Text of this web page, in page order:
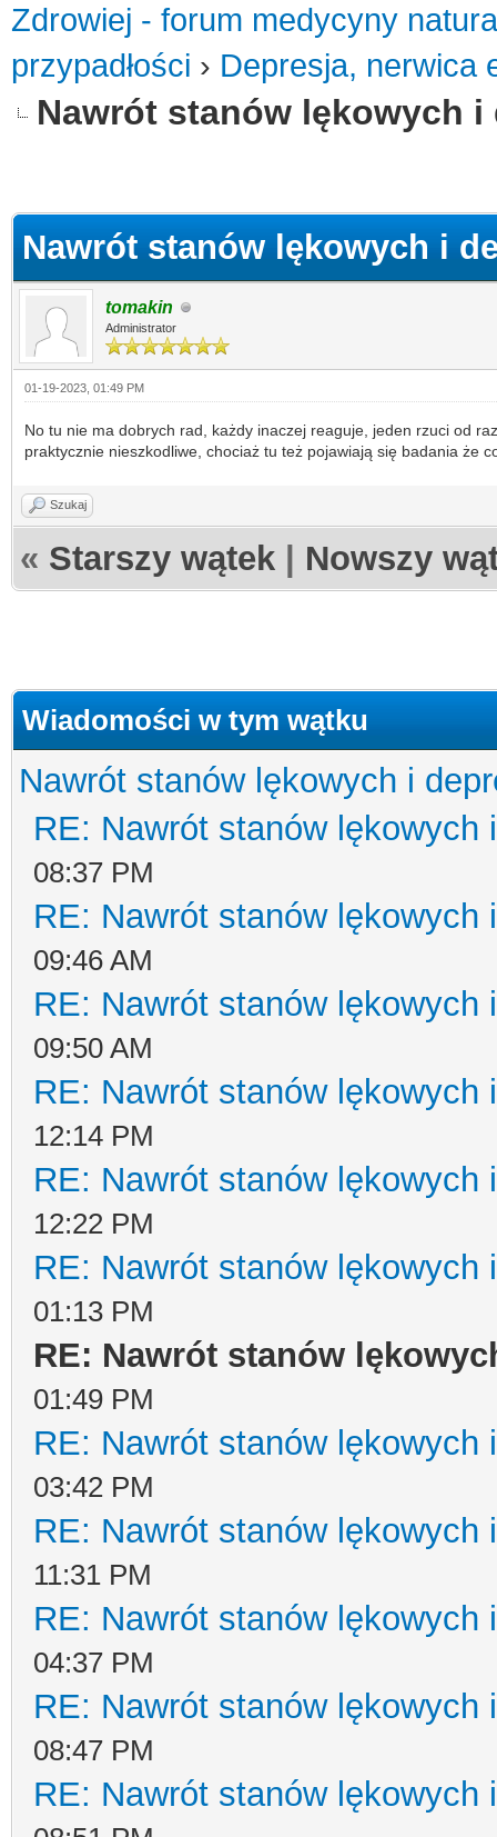
Zdrowiej - forum medycyny
przypadłości › Depresja, nerwica
Nawrót stanów lękowych i
Nawrót stanów lękowych i
tomakin
Administrator
01-19-2023, 01:49 PM
No tu nie ma dobrych rad, każdy inaczej reaguje, jeden rzuci od
praktycznie nieszkodliwe, chociaż tu też pojawiają się badania że
Szukaj
« Starszy wątek Nowszy
Wiadomości w tym wątku
Nawrót stanów lękowych i
RE: Nawrót stanów lękowych
08:37 PM
RE: Nawrót stanów lękowych
09:46 AM
RE: Nawrót stanów lękowych
09:50 AM
RE: Nawrót stanów lękowych
12:14 PM
RE: Nawrót stanów lękowych
12:22 PM
RE: Nawrót stanów lękowych
01:13 PM
RE: Nawrót stanów
01:49 PM
RE: Nawrót stanów lękowych
03:42 PM
RE: Nawrót stanów lękowych
11:31 PM
RE: Nawrót stanów lękowych
04:37 PM
RE: Nawrót stanów lękowych
08:47 PM
RE: Nawrót stanów lękowych